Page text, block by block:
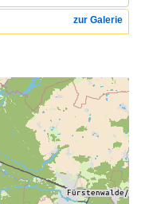
zur Galerie